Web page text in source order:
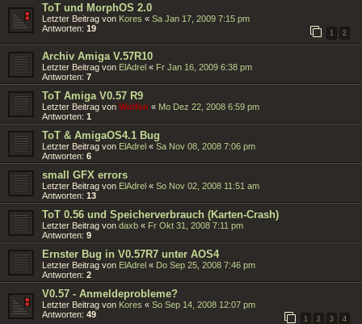
ToT und MorphOS 2.0
Letzter Beitrag von Kores « Sa Jan 17, 2009 7:15 pm
Antworten: 19
1 2
Archiv Amiga V.57R10
Letzter Beitrag von ElAdrel « Fr Jan 16, 2009 6:38 pm
Antworten: 7
ToT Amiga V0.57 R9
Letzter Beitrag von Wolfen « Mo Dez 22, 2008 6:59 pm
Antworten: 1
ToT & AmigaOS4.1 Bug
Letzter Beitrag von ElAdrel « Sa Nov 08, 2008 7:06 pm
Antworten: 6
small GFX errors
Letzter Beitrag von ElAdrel « So Nov 02, 2008 11:51 am
Antworten: 13
ToT 0.56 und Speicherverbrauch (Karten-Crash)
Letzter Beitrag von daxb « Fr Okt 31, 2008 7:11 pm
Antworten: 9
Ernster Bug in V0.57R7 unter AOS4
Letzter Beitrag von ElAdrel « Do Sep 25, 2008 7:46 pm
Antworten: 2
V0.57 - Anmeldeprobleme?
Letzter Beitrag von Kores « So Sep 14, 2008 12:07 pm
Antworten: 49
1 2 3 4